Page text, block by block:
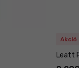
Akció
Leatt